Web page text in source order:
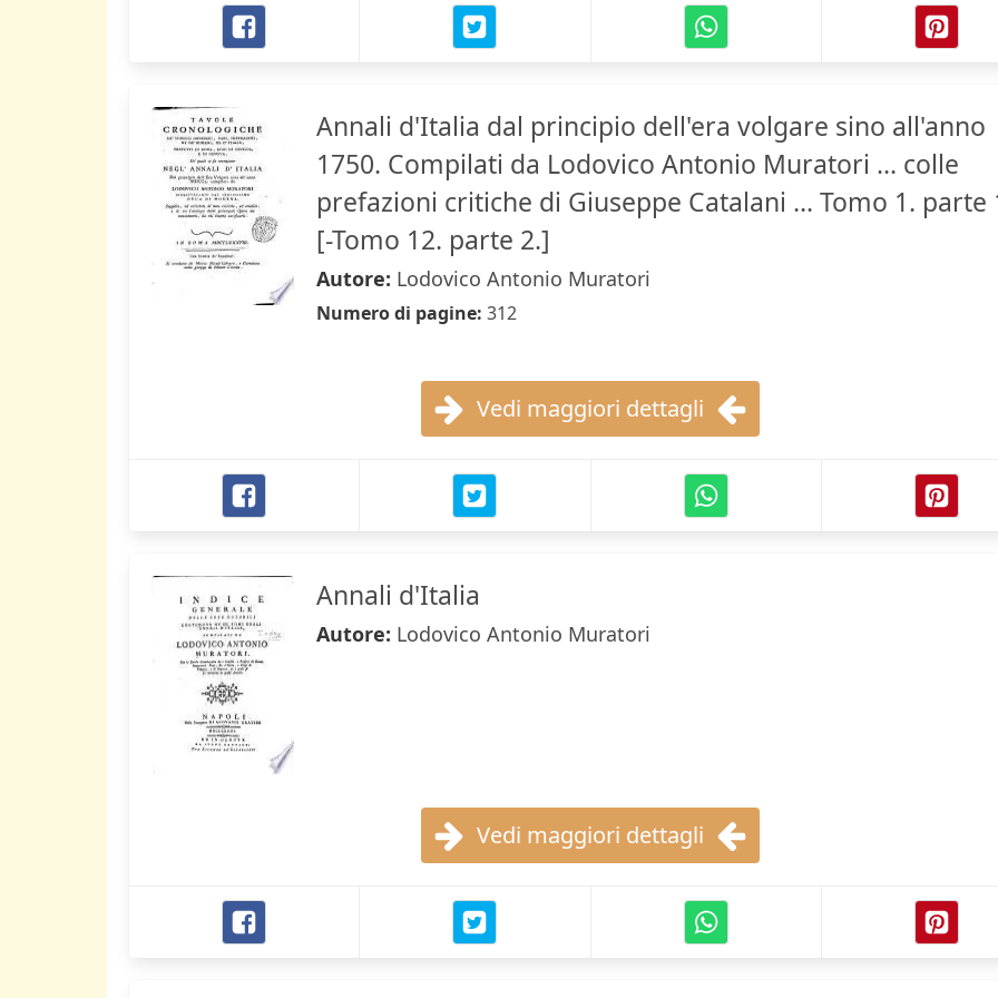
Annali d'Italia dal principio dell'era volgare sino all'anno
1750. Compilati da Lodovico Antonio Muratori ... colle
prefazioni critiche di Giuseppe Catalani ... Tomo 1. parte
[-Tomo 12. parte 2.]
Autore: Lodovico Antonio Muratori
Numero di pagine: 312
Vedi maggiori dettagli
Annali d'Italia
Autore: Lodovico Antonio Muratori
Vedi maggiori dettagli